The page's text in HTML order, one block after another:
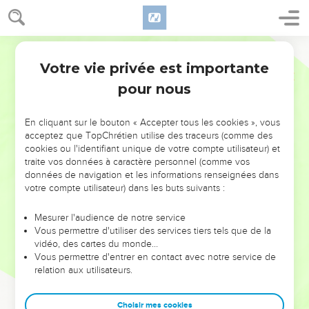
NE MANQUEZ PAS L’ÉVÉNEMENT
DE L’ANNÉE !
ET SI LEURS ERREURS POUVAIENT VOUS ÉVITER LES
VOTRES ?
leur foi ou leur vision. Mais on voit moins les doutes, les erreurs
et les saisons difficiles qu'ils ont traversés, alors même que ce
sont elles qui les ont façonnés.
Dans cette conférence, leaders, entrepreneurs, et responsables
clés pour avancer avec plus de sagesse afin que leurs erreurs
Votre vie privée est importante
pour nous
En cliquant sur le bouton « Accepter tous les cookies », vous
acceptez que TopChrétien utilise des traceurs (comme des
cookies ou l'identifiant unique de votre compte utilisateur) et
traite vos données à caractère personnel (comme vos
données de navigation et les informations renseignées dans
votre compte utilisateur) dans les buts suivants :
Mesurer l'audience de notre service
Vous permettre d'utiliser des services tiers tels que de la
vidéo, des cartes du monde…
Vous permettre d'entrer en contact avec notre service de
relation aux utilisateurs.
Choisir mes cookies